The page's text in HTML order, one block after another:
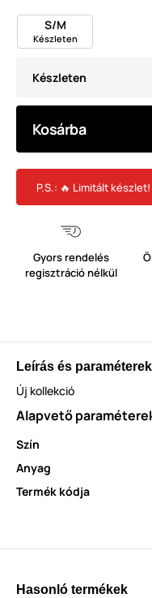
S/M
Készleten
Készleten
Kosárba
P.S.: 🔥 Limitált készlet!
Gyors rendelés
regisztráció nélkül
Leírás és paraméterek
Új kollekció
Alapvető
Szín
Anyag
Termék kódja
Hasonló termékek